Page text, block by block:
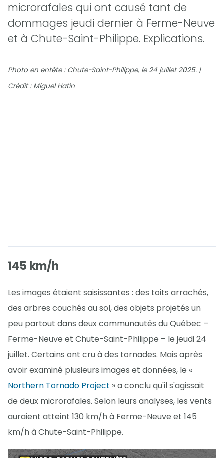
microrafales qui ont causé tant de
dommages jeudi dernier à Ferme-Neuve
et à Chute-Saint-Philippe. Explications.
Photo en entête : Chute-Saint-Philippe, le 24 juillet 2025. |
Crédit : Miguel Hatin
145 km/h
Les images étaient saisissantes : des toits arrachés,
des arbres couchés au sol, des objets projetés un
peu partout dans deux communautés du Québec –
Ferme-Neuve et Chute-Saint-Philippe – le jeudi 24
juillet. Certains ont cru à des tornades. Mais après
avoir examiné plusieurs images et données, le «
Northern Tornado Project » a conclu qu'il s'agissait
de deux microrafales. Selon leurs analyses, les vents
auraient atteint 130 km/h à Ferme-Neuve et 145
km/h à Chute-Saint-Philippe.